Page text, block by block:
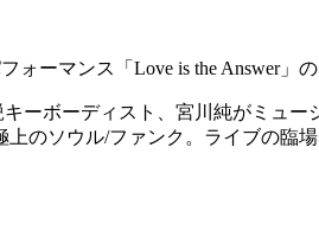
ォーマンス「 Love is the Answer」
ーボーディスト、宮川純がミュ
上のソウル/ファンク。ライブの臨